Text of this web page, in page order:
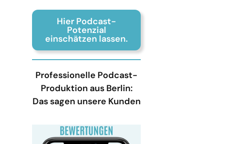
Hier Podcast-
Potenzial
einschätzen lassen.
Professionelle Podcast-
Produktion aus Berlin:
Das sagen unsere Kunden